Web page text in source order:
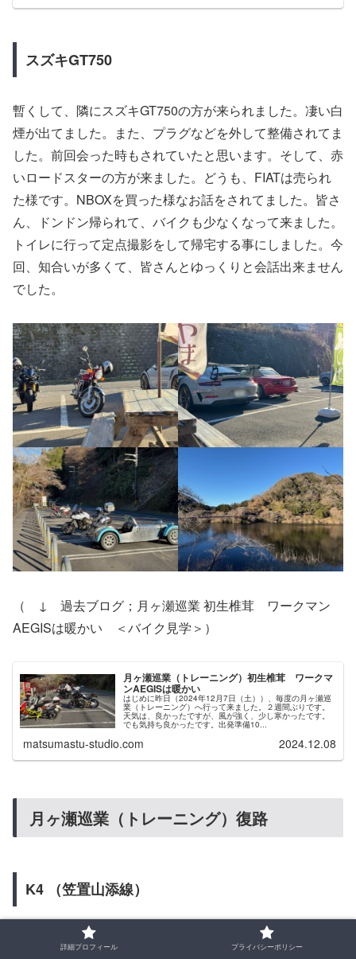
スズキGT750
暫くして、隣にスズキGT750の方が来られました。凄い白
煙が出てました。また、プラグなどを外して整備されてま
した。前回会った時もされていたと思います。そして、赤
いロードスターの方が来ました。どうも、FIATは売られ
た様です。NBOXを買った様なお話をされてました。皆さ
ん、ドンドン帰られて、バイクも少なくなって来ました。
トイレに行って定点撮影をして帰宅する事にしました。今
回、知合いが多くて、皆さんとゆっくりと会話出来ません
でした。
（ ↓ 過去ブログ；月ヶ瀬巡業 初生椎茸 ワークマン
AEGISは暖かい ＜バイク見学＞）
月ヶ瀬巡業（トレーニング）初生椎茸 ワークマ
ンAEGISは暖かい
はじめに昨日（2024年12月7日（土））、毎度の月ヶ瀬巡
業（トレーニング）へ行って来ました。２週間ぶりです。
天気は、良かったですが、風が強く、少し寒かったです。
でも気持ち良かったです。出発準備10...
matsumastu-studio.com 2024.12.08
月ヶ瀬巡業（トレーニング）復路
K4 （笠置山添線）
湖畔の里を出発する時は、ベンチに座ってる、XT250Xさ
詳細プロフィール プライバシーポリシー